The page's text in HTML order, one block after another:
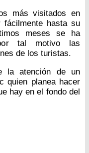
más visitados en
fácilmente hasta su
meses se ha
tal motivo las
de los turistas.
la atención de un
quien planea hacer
hay en el fondo del